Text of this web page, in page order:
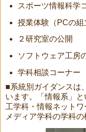
スポーツ情報科学
授業体験（PCの組
２研究室の公開
ソフトウェア工房
学科相談コーナー
■系統別ガイダンスは
います。「情報系」
工学科・情報ネット
メディア学科の学科